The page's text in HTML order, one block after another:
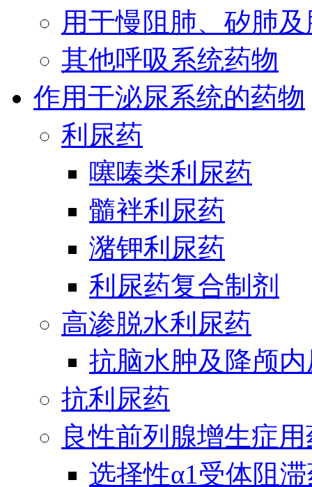
用于慢阻肺、矽肺
其他呼吸系统药物
作用于泌尿系统的药物
利尿药
噻嗪类利尿药
髓袢利尿药
潴钾利尿药
利尿药复合制剂
高渗脱水利尿药
抗脑水肿及降颅
抗利尿药
良性前列腺增生症
选择性α1受体阻